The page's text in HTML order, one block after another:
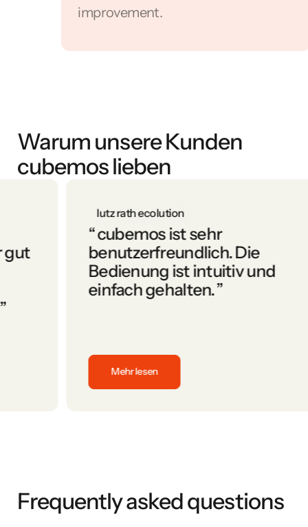
improvement.
Warum unsere Kunden
cubemos lieben
lutz rath ecolution
cubemos ist sehr
benutzerfreundlich. Die
Bedienung ist intuitiv und
einfach gehalten.”
Frequently asked questions